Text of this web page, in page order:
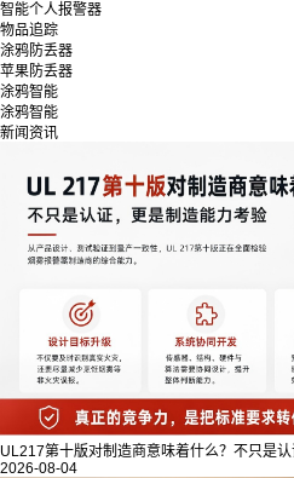
智能个人报警器
物品追踪
涂鸦防丢器
苹果防丢器
涂鸦智能
涂鸦智能
新闻资讯
UL217第十版对制造商意味着什么？不只是
2026-08-04